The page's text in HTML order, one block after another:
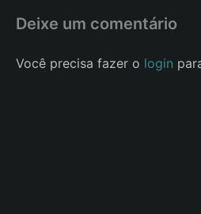
Deixe um comentário
Você precisa fazer o login